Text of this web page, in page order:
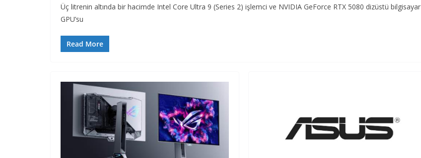
Üç litrenin altında bir hacimde Intel Core Ultra 9 (Series 2) işlemci ve NVIDIA GeForce RTX 5080 dizüstü bilgisayar
GPU’su
Read More